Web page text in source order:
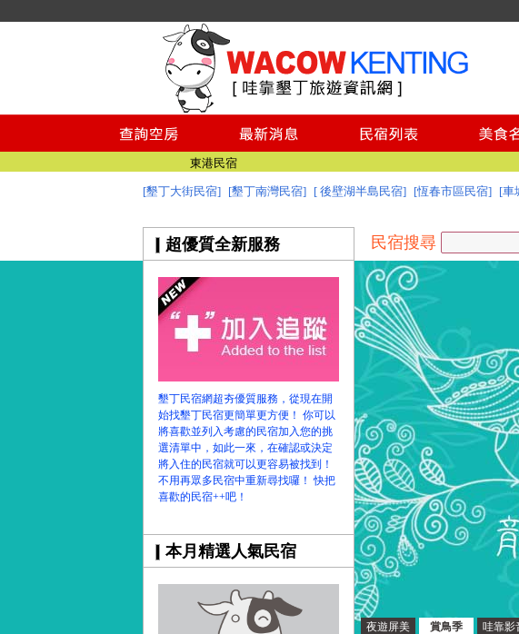
墾丁民宿
墾丁民宿空房查詢
墾丁民宿推薦
台南民宿
墾丁民宿
墾丁民宿空房查詢
墾丁景點
台南民宿
東港民宿
[墾丁大街民宿] [墾丁南灣民宿] [ 後壁湖半島民宿] [恆春市區民宿] [車
超優質全新服務
墾丁民宿網超夯優質服務，從現在開
始找墾丁民宿更簡單更方便！ 你可以
將喜歡並列入考慮的民宿加入您的挑
選清單中，如此一來，在確認或決定
將入住的民宿就可以更容易被找到！
不用再眾多民宿中重新尋找囉！ 快把
喜歡的民宿++吧！
本月精選人氣民宿
夜遊屏美 賞鳥季 哇靠影
民宿搜尋